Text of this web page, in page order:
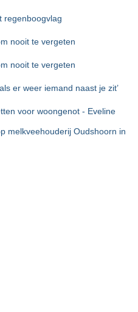
regenboogvlag
nooit te vergeten
nooit te vergeten
er weer iemand naast je zit’
voor woongenot - Eveline
melkveehouderij Oudshoorn in